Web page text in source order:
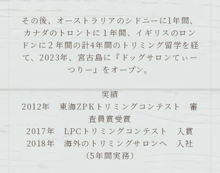
その後、オーストラリアのシドニーに1年間、
カナダのトロントに１年間、イギリスのロン
ドンに２年間の計4年間のトリミング留学を経
て、2023年、宮古島に『ドッグサロンてぃー
つりー』をオープン。
実績
2012年 東海ZPKトリミングコンテスト 審
査員賞受賞
2017年 LPCトリミングコンテスト 入賞
2018年 海外のトリミングサロンへ 入社
（5年間実務）